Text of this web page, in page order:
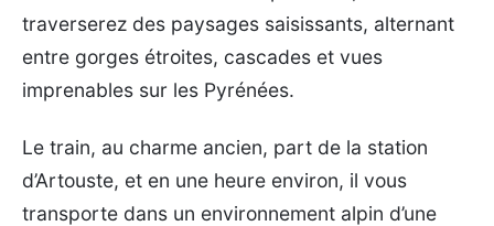
traverserez des paysages saisissants, alternant
entre gorges étroites, cascades et vues
imprenables sur les Pyrénées.
Le train, au charme ancien, part de la station
d’Artouste, et en une heure environ, il vous
transporte dans un environnement alpin d’une